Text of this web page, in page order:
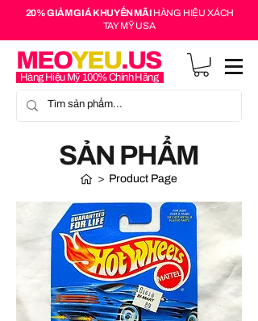
20% GIẢM GIÁ KHUYẾN MÃI HÀNG HIỆU XÁCH
TAY MỸ USA
MEOYEU.US
Hàng Hiệu Mỹ 100% Chính Hãng
SẢN PHẨM
> Product Page